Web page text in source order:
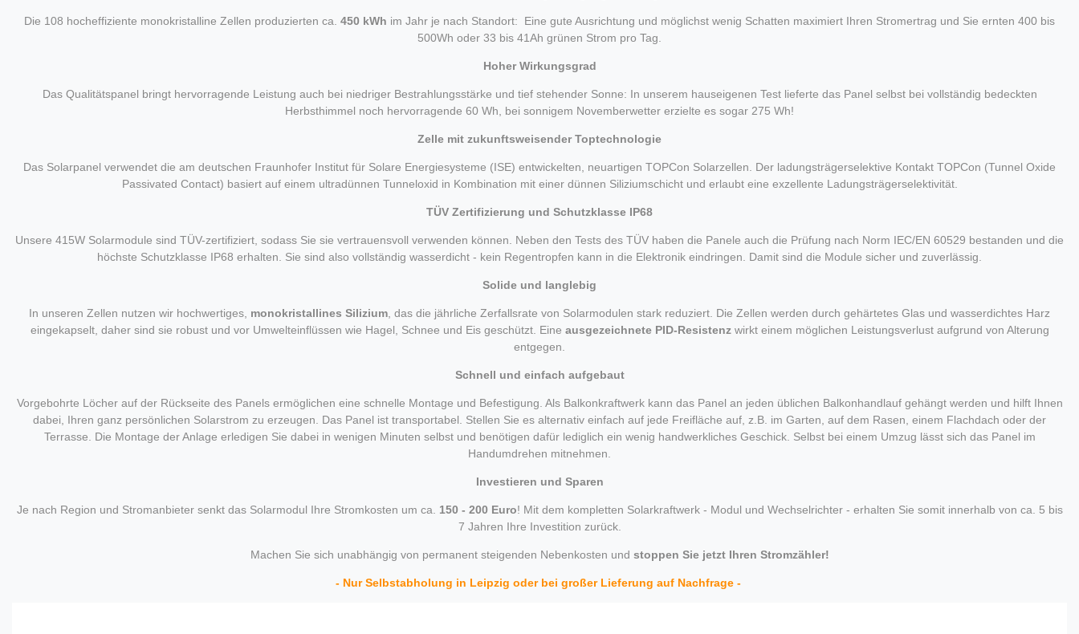
Die 108 hocheffiziente monokristalline Zellen produzierten ca. 450 kWh im Jahr je nach Standort: Eine gute Ausrichtung und möglichst wenig Schatten maximiert Ihren Stromertrag und Sie ernten 400 bis
500Wh oder 33 bis 41Ah grünen Strom pro Tag.
Hoher Wirkungsgrad
Das Qualitätspanel bringt hervorragende Leistung auch bei niedriger Bestrahlungsstärke und tief stehender Sonne: In unserem hauseigenen Test lieferte das Panel selbst bei vollständig bedeckten
Herbsthimmel noch hervorragende 60 Wh, bei sonnigem Novemberwetter erzielte es sogar 275 Wh!
Zelle mit zukunftsweisender Toptechnologie
Das Solarpanel verwendet die am deutschen Fraunhofer Institut für Solare Energiesysteme (ISE) entwickelten, neuartigen TOPCon Solarzellen. Der ladungsträgerselektive Kontakt TOPCon (Tunnel Oxide
Passivated Contact) basiert auf einem ultradünnen Tunneloxid in Kombination mit einer dünnen Siliziumschicht und erlaubt eine exzellente Ladungsträgerselektivität.
TÜV Zertifizierung und Schutzklasse IP68
Unsere 415W Solarmodule sind TÜV-zertifiziert, sodass Sie sie vertrauensvoll verwenden können. Neben den Tests des TÜV haben die Panele auch die Prüfung nach Norm IEC/EN 60529 bestanden und die
höchste Schutzklasse IP68 erhalten. Sie sind also vollständig wasserdicht - kein Regentropfen kann in die Elektronik eindringen. Damit sind die Module sicher und zuverlässig.
Solide und langlebig
In unseren Zellen nutzen wir hochwertiges, monokristallines Silizium , das die jährliche Zerfallsrate von Solarmodulen stark reduziert. Die Zellen werden durch gehärtetes Glas und wasserdichtes Harz
eingekapselt, daher sind sie robust und vor Umwelteinflüssen wie Hagel, Schnee und Eis geschützt. Eine ausgezeichnete PID-Resistenzwirkt einem möglichen Leistungsverlust aufgrund von Alterung
entgegen.
Schnell und einfach aufgebaut
Vorgebohrte Löcher auf der Rückseite des Panels ermöglichen eine schnelle Montage und Befestigung. Als Balkonkraftwerk kann das Panel an jeden üblichen Balkonhandlauf gehängt werden und hilft Ihnen
dabei, Ihren ganz persönlichen Solarstrom zu erzeugen. Das Panel ist transportabel. Stellen Sie es alternativ einfach auf jede Freifläche auf, z.B. im Garten, auf dem Rasen, einem Flachdach oder der
Terrasse. Die Montage der Anlage erledigen Sie dabei in wenigen Minuten selbst und benötigen dafür lediglich ein wenig handwerkliches Geschick. Selbst bei einem Umzug lässt sich das Panel im
Handumdrehen mitnehmen.
Investieren und Sparen
Je nach Region und Stromanbieter senkt das Solarmodul Ihre Stromkosten um ca. 150 - 200 Euro! Mit dem kompletten Solarkraftwerk - Modul und Wechselrichter - erhalten Sie somit innerhalb von ca. 5 bis
7 Jahren Ihre Investition zurück.
Machen Sie sich unabhängig von permanent steigenden Nebenkosten und stoppen Sie jetzt Ihren Stromzähler!
- Nur Selbstabholung in Leipzig oder bei großer Lieferung auf Nachfrage -